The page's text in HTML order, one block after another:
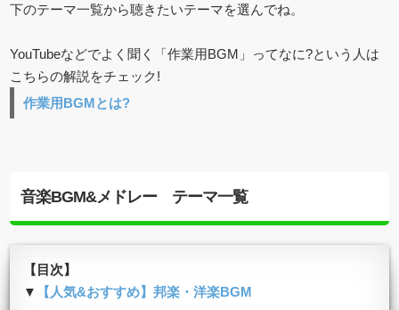
下のテーマ一覧から聴きたいテーマを選んでね。
YouTubeなどでよく聞く「作業用BGM」ってなに?という人は
こちらの解説をチェック!
作業用BGMとは?
音楽BGM&メドレー テーマ一覧
【目次】
▼
【人気&おすすめ】邦楽・洋楽BGM